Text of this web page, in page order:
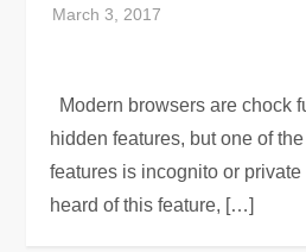
Modern browsers are chock
hidden features, but one of
features is incognito or private
heard of this feature, […]